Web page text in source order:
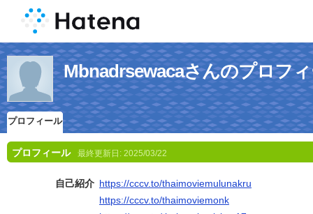
Mbnadrsewacaさんのプロフ
プロフィール
プロフィール 最終更新日: 2025/03/22
自己紹介 https://cccv.to/thaimoviemulunakru
https://cccv.to/thaimoviemonk